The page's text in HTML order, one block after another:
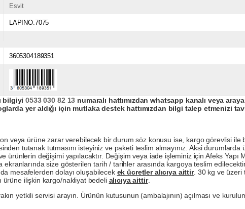
Esvit
LAPINO.7075
3605304189351
bilgiyi0533 030 82 13 numaralı hattımızdan whatsapp kanalı veya
yer aldığı için mutlaka destek hattımızdan bilgi talep etmenizi
veya ürüne zarar verebilecek bir durum söz konusu ise, kargo görevlisi
tutanak tutmasını isteyiniz ve paketi teslim almayınız. Aksi durumlarda
ürünlerin değişimi yapılacaktır. Değişim veya iade işleminiz için Afeks Yapı
size gösterilen tarih / tarihler arasında kargoya teslim
mesafelerden dolayı oluşabilecek ek ücretler alıcıya aittir. 30 kg ve üzeri
ürüne ilişkin kargo/nakliyat bedeli alıcıya aittir.
yetkili servisi arayın. Ürünün kutusunun (ambalajının) açılması ve